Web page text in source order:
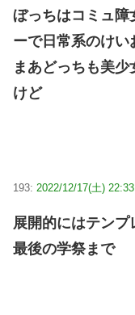
ぼっちはコミュ障
ーで日常系のけい
まあどっちも美少
けど
193: 2022/12/17(土)
展開的にはテンプ
最後の学祭まで